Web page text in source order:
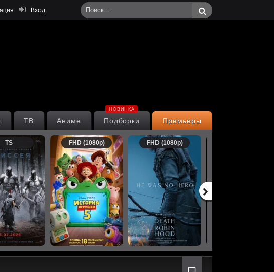
Вход
Премьеры
Подборки
НОВИНКА
Аниме
ТВ
TS FHD (1080p) FHD (1080p)